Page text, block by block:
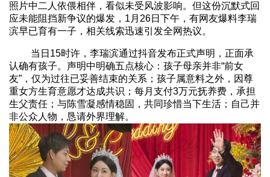
照片中二人依偎相伴，看似未受风波影响。但这份沉默式回
应未能阻挡新争议的爆发，1月26日下午，有网友爆料李瑞
滨早已育有一子，相关线索迅速引发全网热议。
当日15时许，李瑞滨通过抖音发布正式声明，正面承
认确有孩子。声明中明确五点核心：孩子母亲并非“前女
友”，仅为过往已妥善结束的关系；孩子属意料之外，因尊
重女方生育意愿才达成共识；每月支付3万元抚养费，承担
生父责任；与陈雪凝感情稳固，共同珍惜当下生活；自己并
非公众人物，恳请外界理解。